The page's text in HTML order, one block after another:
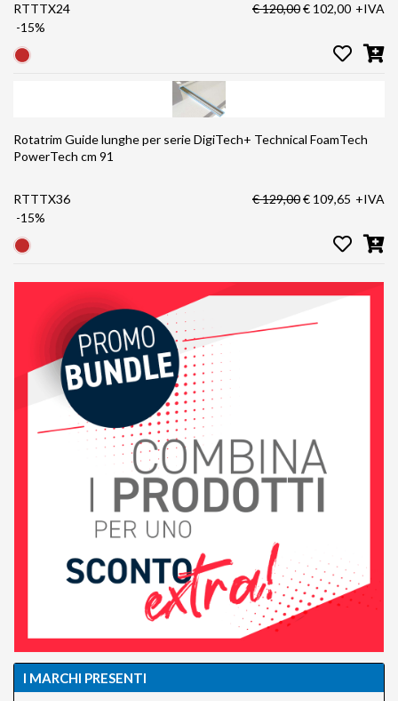
RTTTX24
-15%
€ 120,00€ 102,00 +IVA
Rotatrim Guide lunghe per serie DigiTech+ Technical FoamTech
PowerTech cm 91
RTTTX36
-15%
€ 129,00€ 109,65 +IVA
I MARCHI PRESENTI